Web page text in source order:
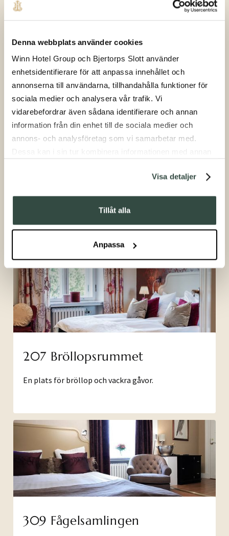
Denna webbplats använder cookies
Winn Hotel Group och Bjertorps Slott använder
enhetsidentifierare för att anpassa innehållet och
annonserna till användarna, tillhandahålla funktioner för
sociala medier och analysera vår trafik. Vi
vidarebefordrar även sådana identifierare och annan
information från din enhet till de sociala medier och
annons- och analysföretag som vi samarbetar med.
samlat in när du har använt deras tjänster.Visa detaljer
Tillåt alla
Anpassa
205 Jakt
207 Bröllopsrummet
En plats för bröllop och vackra gåvor.
309 Fågelsamlingen